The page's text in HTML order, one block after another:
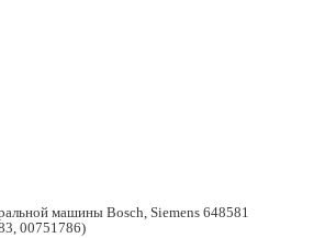
машины Bosch, Siemens 648581
00751786)